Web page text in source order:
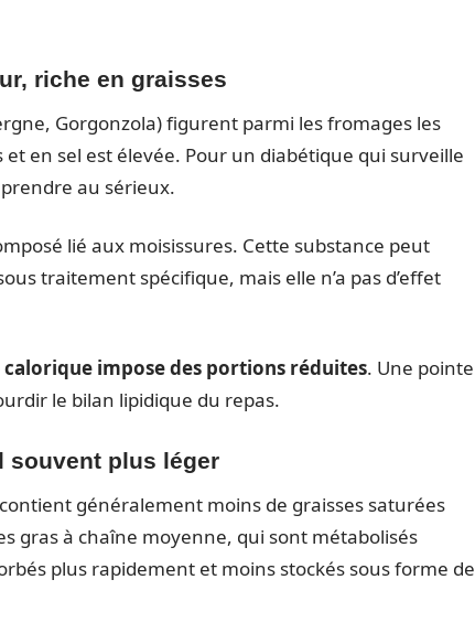
riche en graisses
Gorgonzola) figurent parmi les fromages les
en sel est élevée. Pour un diabétique qui surveille
au sérieux.
lié aux moisissures. Cette substance peut
traitement spécifique, mais elle n’a pas d’effet
calorique impose des portions réduites. Une pointe
le bilan lipidique du repas.
souvent plus léger
généralement moins de graisses saturées
gras à chaîne moyenne, qui sont métabolisés
plus rapidement et moins stockés sous forme de